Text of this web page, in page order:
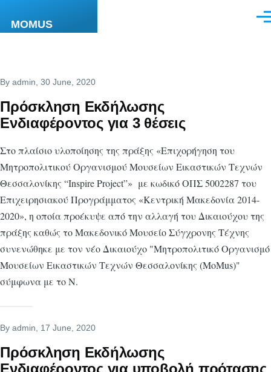
MOMUS
By admin , 30 June, 2020
Πρόσκληση Εκδήλωσης
Ενδιαφέροντος για 3 θέσεις
Στο πλαίσιο υλοποίησης της πράξης «Επιχορήγηση του
Μητροπολιτικού Οργανισμού Μουσείων Εικαστικών Τεχνών
Θεσσαλονίκης “Inspire Project”» με κωδικό ΟΠΣ 5002287 του
Επιχειρησιακού Προγράμματος «Κεντρική Μακεδονία 2014-
2020», η οποία προέκυψε από την αλλαγή του Δικαιούχου της
πράξης καθώς το Μακεδονικό Μουσείο Σύγχρονης Τέχνης
συνενώθηκε με τον νέο Δικαιούχο "Μητροπολιτικό Οργανισμό
Μουσείων Εικαστικών Τεχνών Θεσσαλονίκης (MoMus)"
σύμφωνα με το Ν.
By admin , 17 June, 2020
Πρόσκληση Εκδήλωσης
Ενδιαφέροντος για υποβολή πρότασης